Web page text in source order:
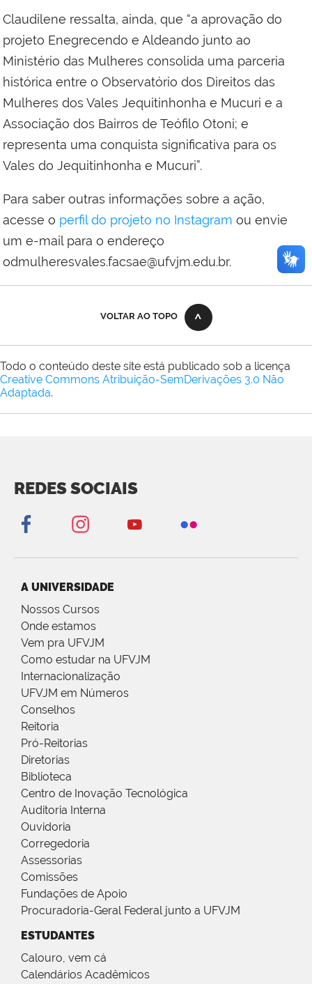
Claudilene ressalta, ainda, que “a aprovação do
projeto Enegrecendo e Aldeando junto ao
Ministério das Mulheres consolida uma parceria
histórica entre o Observatório dos Direitos das
Mulheres dos Vales Jequitinhonha e Mucuri e a
Associação dos Bairros de Teófilo Otoni; e
representa uma conquista significativa para os
Vales do Jequitinhonha e Mucuri”.
Para saber outras informações sobre a ação,
acesse o perfil do projeto no Instagram ou envie
um e-mail para o endereço
odmulheresvales.facsae@ufvjm.edu.br.
VOLTAR AO TOPO
Todo o conteúdo deste site está publicado sob a licença
Creative Commons Atribuição-SemDerivações 3.0 Não
Adaptada.
REDES SOCIAIS
A UNIVERSIDADE
Nossos Cursos
Onde estamos
Vem pra UFVJM
Como estudar na UFVJM
Internacionalização
UFVJM em Números
Conselhos
Reitoria
Pró-Reitorias
Diretorias
Biblioteca
Centro de Inovação Tecnológica
Auditoria Interna
Ouvidoria
Corregedoria
Assessorias
Comissões
Fundações de Apoio
Procuradoria-Geral Federal junto a UFVJM
ESTUDANTES
Calouro, vem cá
Calendários Acadêmicos